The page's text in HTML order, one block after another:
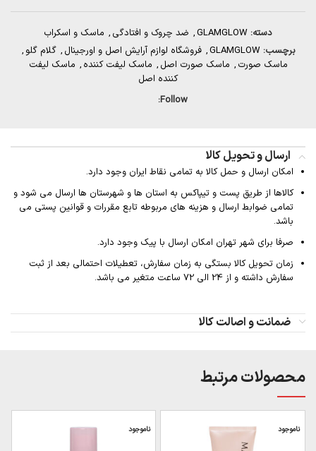
دسته: GLAMGLOW
, ضد چروک و افتادگی , ماسک و اسکراب
برچسب: GLAMGLOW
, فروشگاه لوازم آرایش اصل و اورجینال , گلام گلو ,
ماسک صورت , ماسک صورت اصل , ماسک لیفت کننده , ماسک لیفت
کننده اصل
Follow:
ارسال و تحویل کالا
امکان ارسال و حمل کالا به تمامی نقاط ایران وجود دارد.
کالاها از طریق پست و تیپاکس به استان ها و شهرستان ها ارسال می شود و
تمامی ضوابط ارسال و هزینه های مربوطه تابع مقررات و قوانین پستی می
باشد.
صرفا برای شهر تهران امکان ارسال با پیک وجود دارد.
زمان تحویل کالا بستگی به زمان سفارش، تعطیلات احتمالی بعد از ثبت
سفارش داشته و از 24 الی 72 ساعت متغیر می باشد.
ضمانت و اصالت کالا
محصولات مرتبط
ناموجود ناموجود